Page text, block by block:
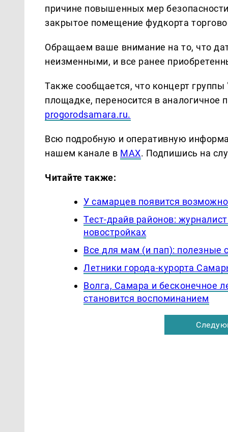
причине повышенных мер
закрытое помещение фудкорта
Обращаем ваше внимание на то, что
неизменными, и все ранее
Также сообщается, что концерт
площадке, переносится в аналогичное
progorodsamara.ru.
Всю подробную и оперативную
нашем канале в MAX. Подпишись на
Читайте также:
У самарцев появится
Тест-драйв районов:
новостройках
Все для мам (и пап): полезные
Летники города-курорта
Волга, Самара и бесконечное
становится воспоминанием